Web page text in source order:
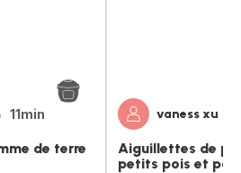
11min
de terre
vaness xu
Aiguillettes de
petits pois et
terre